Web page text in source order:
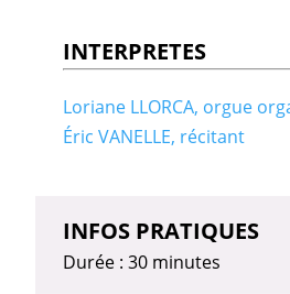
INTERPRETES
Loriane LLORCA, orgue
Éric VANELLE, récitant
INFOS PRATIQUES
Durée : 30 minutes